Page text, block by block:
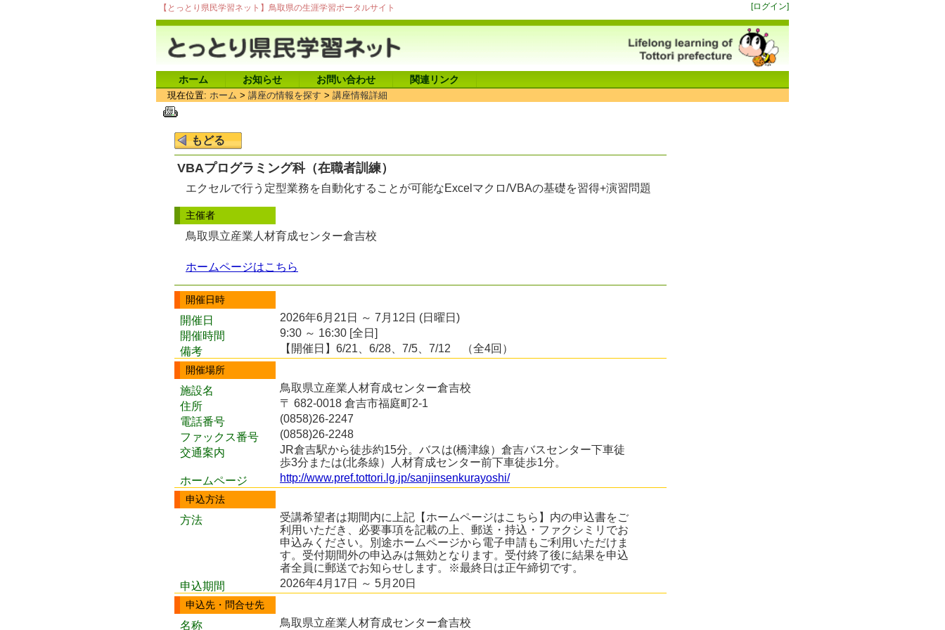
【とっとり県民学習ネット】鳥取県の生涯学習ポータルサイト [ログイン]
ホーム お知らせ お問い合わせ 関連リンク
現在位置: ホーム > 講座の情報を探す > 講座情報詳細
VBAプログラミング科（在職者訓練）
エクセルで行う定型業務を自動化することが可能なExcelマクロ/VBAの基礎を習得+演習問題
主催者
鳥取県立産業人材育成センター倉吉校
ホームページはこちら
開催日時
開催日
2026年6月21日 ～ 7月12日 (日曜日)
開催時間
9:30 ～ 16:30 [全日]
備考
【開催日】6/21、6/28、7/5、7/12 （全4回）
開催場所
施設名
鳥取県立産業人材育成センター倉吉校
住所
〒 682-0018 倉吉市福庭町2-1
電話番号
(0858)26-2247
ファックス番号
(0858)26-2248
交通案内
JR倉吉駅から徒歩約15分。バスは(橋津線）倉吉バスセンター下車徒
歩3分または(北条線）人材育成センター前下車徒歩1分。
ホームページ
http://www.pref.tottori.lg.jp/sanjinsenkurayoshi/
申込方法
方法
受講希望者は期間内に上記【ホームページはこちら】内の申込書をご
利用いただき、必要事項を記載の上、郵送・持込・ファクシミリでお
申込みください。別途ホームページから電子申請もご利用いただけま
す。受付期間外の申込みは無効となります。受付終了後に結果を申込
者全員に郵送でお知らせします。※最終日は正午締切です。
申込期間
2026年4月17日 ～ 5月20日
申込先・問合せ先
名称 鳥取県立産業人材育成センター倉吉校